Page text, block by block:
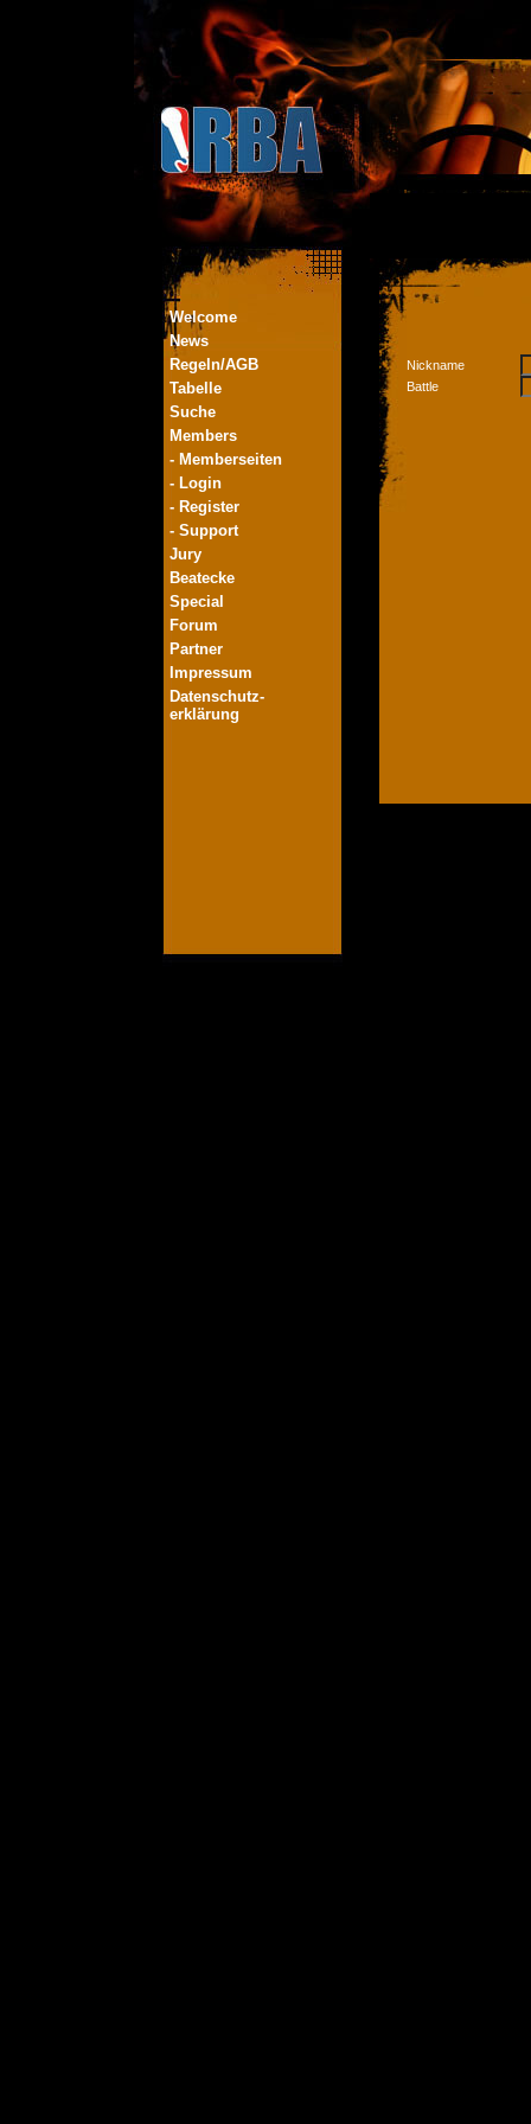
Welcome
News
Regeln/AGB
Tabelle
Suche
Members
- Memberseiten
- Login
- Register
- Support
Jury
Beatecke
Special
Forum
Partner
Impressum
Datenschutz-
erklärung
Nickname
Battle